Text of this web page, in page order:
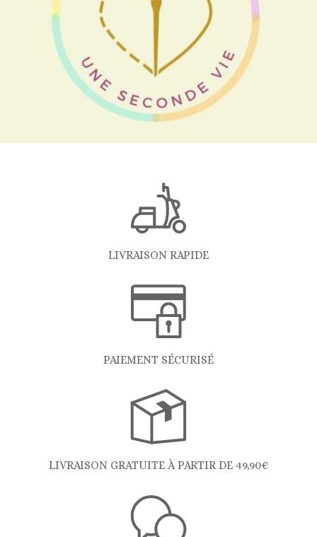
LIVRAISON RAPIDE
PAIEMENT SÉCURISÉ
LIVRAISON GRATUITE À PARTIR DE 49,90€